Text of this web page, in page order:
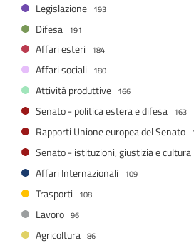
Legislazione 193
Difesa 191
Affari esteri 184
Affari sociali 180
Attività produttive 166
Senato - politica estera e difesa 163
Rapporti Unione europea del Senato
Senato - istituzioni, giustizia e cultura
Affari Internazionali 109
Trasporti 108
Lavoro 96
Agricoltura 86